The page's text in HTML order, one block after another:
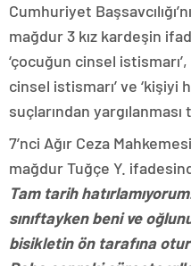
Cumhuriyet
mağdur 3 kız kardeşin
‘çocuğun cinsel
cinsel istismarı’ ve ‘kişiyi
suçlarından yargılanması
7’nci Ağır Ceza
mağdur Tuğçe Y.
Tam tarih
sınıftayken beni ve
bisikletin ön tarafına